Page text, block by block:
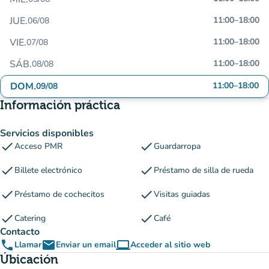
JUE.06/08 11:00–18:00
VIE.07/08 11:00–18:00
SÁB.08/08 11:00–18:00
DOM.09/08 11:00–18:00
Información práctica
Servicios disponibles
checkAcceso PMR checkGuardarropa
check Billete electrónico check Préstamo de silla de rueda
check Préstamo de cochecitos checkVisitas guiadas
checkCatering checkCafé
Contacto
phone LlamaremailEnviar un emailcomputerAcceder al sitio web
(nueva pestaña)
Úbicación